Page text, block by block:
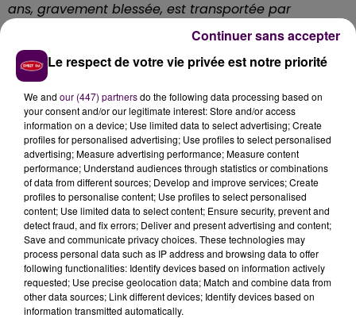
ans, gravement blessée, est transportée par
hélicoptère au CHU d’Angers"indiquent les
gendarmes. Au volant de l’autre voiture, une femme
de 29 ans :"transportée au Mans pour y subir des
examens de contrôle"
été mise en place par les services départementaux le
temps de l’intervention des services de secours et des
hommes de la communauté de brigades de Saint-
Calais, chargés de l’enquête.
Le respect de votre vie privée est notre priorité
We and our (447) partnersdo the following data processing based on
your consent and/or our legitimate interest: Store and/or access
information on a device; Use limited data to select advertising; Create
profiles for personalised advertising; Use profiles to select personalised
advertising; Measure advertising performance; Measure content
performance; Understand audiences through statistics or combinations
of data from different sources; Develop and improve services; Create
profiles to personalise content; Use profiles to select personalised
content; Use limited data to select content; Ensure security, prevent and
detect fraud, and fix errors; Deliver and present advertising and content;
Save and communicate privacy choices. These technologies may
process personal data such as IP address and browsing data to offer
following functionalities: Identify devices based on information actively
requested; Use precise geolocation data; Match and combine data from
other data sources; Link different devices; Identify devices based on
information transmitted automatically.
Continuer sans accepter